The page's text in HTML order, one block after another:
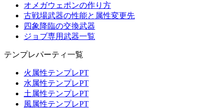
オメガウェポンの作り方
古戦場武器の性能と属性変更先
四象降臨の交換武器
ジョブ専用武器一覧
テンプレパーティ一覧
火属性テンプレPT
水属性テンプレPT
土属性テンプレPT
風属性テンプレPT